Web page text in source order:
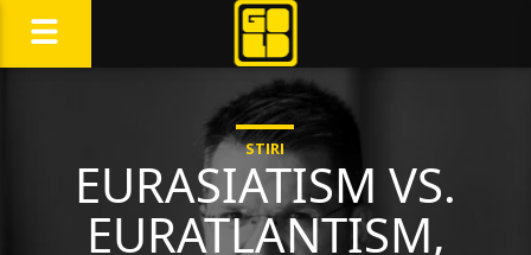
STIRI
EURASIATISM VS.
EURATLANTISM,